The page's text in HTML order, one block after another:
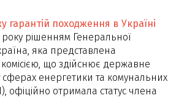
гарантій походження в Україні
рішенням Генеральної
яка представлена
що здійснює державне
енергетики та комунальних
офіційно отримала статус члена